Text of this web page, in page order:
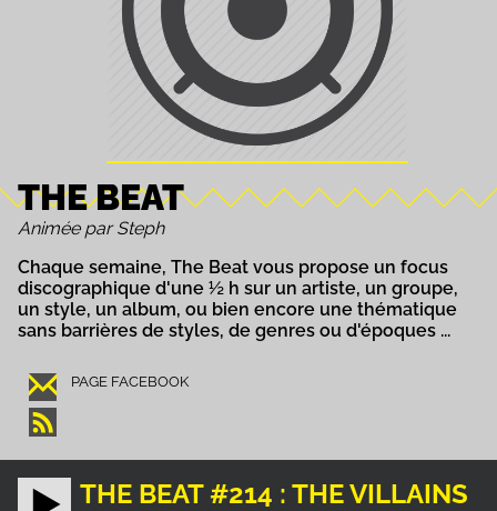
THE BEAT
Animée par Steph
Chaque semaine, The Beat vous propose un focus
discographique d'une ½ h sur un artiste, un groupe,
un style, un album, ou bien encore une thématique
sans barrières de styles, de genres ou d'époques ...
PAGE FACEBOOK
THE BEAT #214 : THE VILLAINS